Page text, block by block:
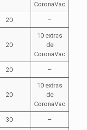
CoronaVac
20 –
20
10 extras
de
CoronaVac
20 –
20
10 extras
de
CoronaVac
30 –